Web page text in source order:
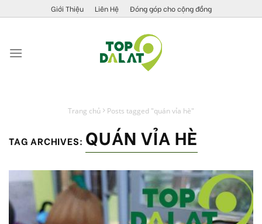
to
Giới Thiệu Liên Hệ Đóng góp cho cộng đồng
Trang chủ Posts tagged "quán vỉa hè"
TAG ARCHIVES: QUÁN VỈA HÈ